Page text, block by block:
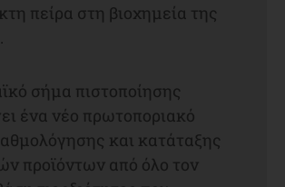
πείρα στη βιοχημεία της
σήμα πιστοποίησης
ένα νέο πρωτοποριακό
και κατάταξης
προϊόντων από όλο τον